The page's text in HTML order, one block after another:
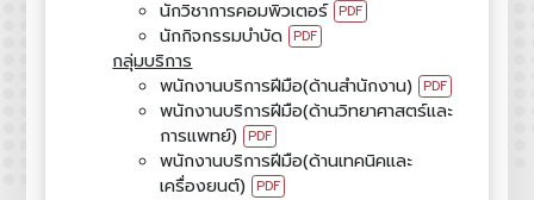
นักวิชาการคอมพิวเตอร์ PDF
นักกิจกรรมบำบัด PDF
กลุ่มบริการ
พนักงานบริการฝีมือ(ด้านสำนักงาน) PDF
พนักงานบริการฝีมือ(ด้านวิทยาศาสตร์และ
การแพทย์) PDF
พนักงานบริการฝีมือ(ด้านเทคนิคและ
เครื่องยนต์) PDF